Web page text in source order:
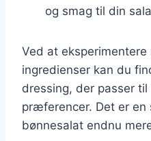
og smag til din
Ved at eksperimentere
ingredienser kan du
dressing, der passer
præferencer. Det er en
bønnesalat endnu